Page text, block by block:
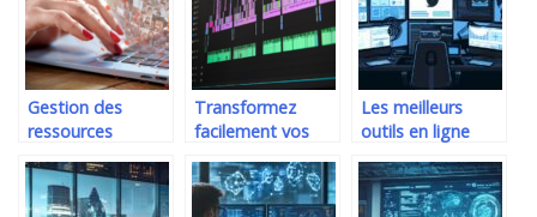
Gestion des
ressources
pourquoi utiliser
un logiciel ?
Transformez
facilement vos
AVI gratuitement
Les meilleurs
outils en ligne
votre utilisation
de Twitter